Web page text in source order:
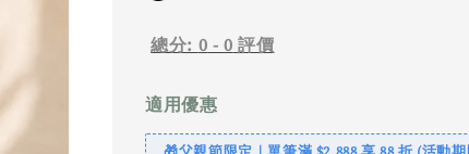
總分: 0 -0 評價
適用優惠